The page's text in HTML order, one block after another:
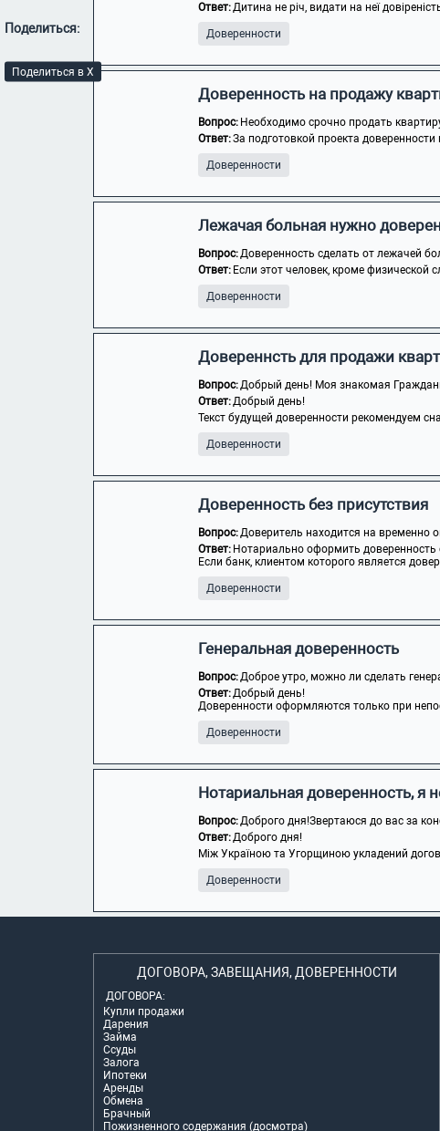
Поделиться:
Поделиться в X
Ответ:Дитина не річ, видати на неї
Доверенности
Доверенность на продажу
Вопрос: Необходимо срочно продать
Ответ:За подготовкой проекта
Доверенности
Лежачая больная нужно
Вопрос:Доверенность сделать от лежачей
Ответ: Если этот человек, кроме физической
Доверенности
Довереннсть для продажи
Вопрос:Добрый день! Моя знакомая
Ответ:Добрый день!
Текст будущей доверенности рекомендуем
Доверенности
Доверенность без присутствия
Вопрос:Доверитель находится на временно
Ответ: Нотариально оформить доверенность
Если банк, клиентом которого является
Доверенности
Генеральная доверенность
Вопрос:Доброе утро, можно ли сделать
Ответ:Добрый день!
Доверенности оформляются только при
Доверенности
Нотариальная доверенность, я
Вопрос:Доброго дня!Звертаюся до вас за
Ответ:Доброго дня!
Між Україною та Угорщиною укладений
Доверенности
ДОГОВОРА, ЗАВЕЩАНИЯ, ДОВЕРЕННОСТИ
ДОГОВОРА:
Купли продажи
Дарения
Займа
Ссуды
Залога
Ипотеки
Аренды
Обмена
Брачный
Пожизненного содержания (досмотра)